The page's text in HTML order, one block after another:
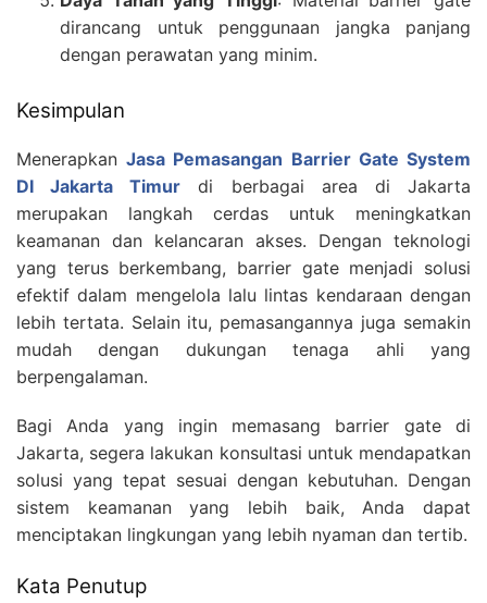
dirancang untuk penggunaan jangka panjang
dengan perawatan yang minim.
Kesimpulan
MenerapkanJasa Pemasangan Barrier Gate System
DI Jakarta Timur di berbagai area di Jakarta
merupakan langkah cerdas untuk meningkatkan
keamanan dan kelancaran akses. Dengan teknologi
yang terus berkembang, barrier gate menjadi solusi
efektif dalam mengelola lalu lintas kendaraan dengan
lebih tertata. Selain itu, pemasangannya juga semakin
mudah dengan dukungan tenaga ahli yang
berpengalaman.
Bagi Anda yang ingin memasang barrier gate di
Jakarta, segera lakukan konsultasi untuk mendapatkan
solusi yang tepat sesuai dengan kebutuhan. Dengan
sistem keamanan yang lebih baik, Anda dapat
menciptakan lingkungan yang lebih nyaman dan tertib.
Kata Penutup